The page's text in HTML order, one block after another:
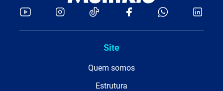
Site
Quem somos
Estrutura